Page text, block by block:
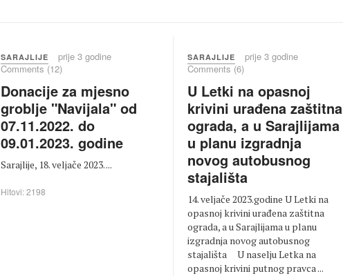
SARAJLIJE
prije 3 godine
Comments (12)
Donacije za mjesno
groblje "Navijala" od
07.11.2022. do
09.01.2023. godine
Sarajlije, 18. veljače 2023. ...
Hitovi: 2198
SARAJLIJE
prije 3 godine
Comments (6)
U Letki na opasnoj
krivini urađena zaštitna
ograda, a u Sarajlijama
u planu izgradnja
novog autobusnog
stajališta
14. veljače 2023.godine U Letki na
opasnoj krivini urađena zaštitna
ograda, a u Sarajlijama u planu
izgradnja novog autobusnog
stajališta U naselju Letka na
opasnoj krivini putnog pravca ...